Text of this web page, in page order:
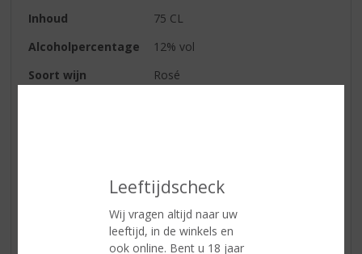
Leeftijdscheck
Wij vragen altijd naar uw
leeftijd, in de winkels en
ook online. Bent u 18 jaar
Inhoud
75 CL
Alcoholpercentage
12% vol
Soort wijn
Rosé
tintelfris van smaak
vlees, antipasti, mediterrane
salades, pastaschotels met vis,